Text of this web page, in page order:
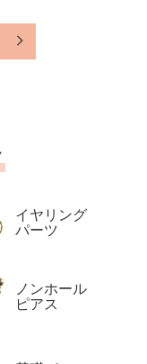
イヤリング
パーツ
ノンホール
ピアス